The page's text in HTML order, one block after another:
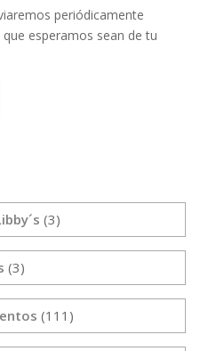
periódicamente
esperamos sean de tu
(3)
(3)
(111)